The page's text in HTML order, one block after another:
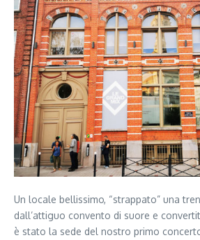
Un locale bellissimo, “strappato” una
dall’attiguo convento di suore e
è stato la sede del nostro primo